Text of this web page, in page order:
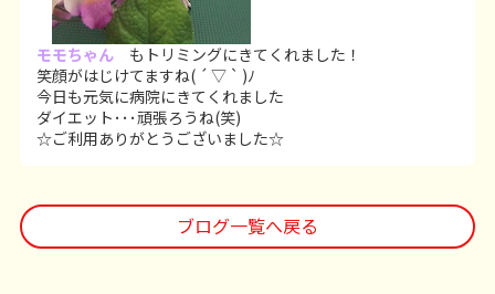
モモちゃん もトリミングにきてくれました！
笑顔がはじけてますね( ´ ▽ ` )ﾉ
今日も元気に病院にきてくれました
ダイエット･･･頑張ろうね(笑)
☆ご利用ありがとうございました☆
ブログ一覧へ戻る